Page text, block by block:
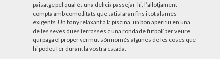
paisatge pel qual és una delícia passejar-hi, l’allotjament
compta amb comoditats que satisfaran fins i tot als més
exigents. Un bany relaxant a la piscina, un bon aperitiu en una
de les seves dues terrasses o una ronda de futbolí per veure
qui paga el proper vermut són només algunes de les coses que
hi podeu fer durant la vostra estada.